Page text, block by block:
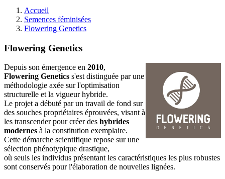
Accueil
Semences féminisées
Flowering Genetics
Flowering Genetics
Depuis son émergence en 2010,
Flowering Genetics s'est distinguée par une
méthodologie axée sur l'optimisation
structurelle et la vigueur hybride.
Le projet a débuté par un travail de fond sur
des souches propriétaires éprouvées, visant à
les transcender pour créer des hybrides
modernes à la constitution exemplaire.
Cette démarche scientifique repose sur une
sélection phénotypique drastique,
où seuls les individus présentant les caractéristiques les plus robustes
sont conservés pour l'élaboration de nouvelles lignées.